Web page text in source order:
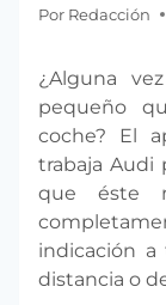
Por Redacción
¿Alguna
pequeño
coche? El
trabaja Audi
que éste
indicación
distancia o